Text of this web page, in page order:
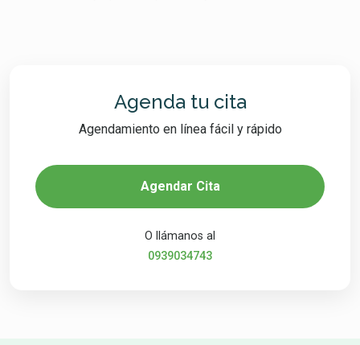
Agenda tu cita
Agendamiento en línea fácil y rápido
Agendar Cita
O llámanos al
0939034743